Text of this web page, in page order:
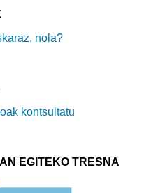
nola?
kontsultatu
EGITEKO TRESNA